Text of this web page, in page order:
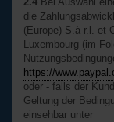
die
(Europe) S.à r.l. et
Luxembourg (im
https://
oder - falls der
Geltung der
einsehbar unter